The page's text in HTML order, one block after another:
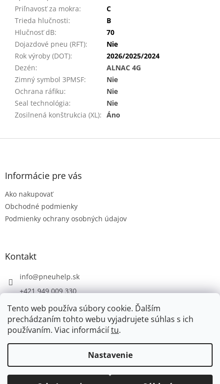
Tento web používa súbory cookie. Ďalším
prechádzaním tohto webu vyjadrujete súhlas s ich
používaním. Viac informáciítu.
Nastavenie
Priľnavosť za mokra:
C
Trieda hlučnosti:
B
Hlučnosť dB:
70
Dojazdové pneu (RFT):
Nie
Rok výroby (DOT):
2026/2025/2024
Dezén:
ALNAC 4G
Zimný symbol 3PMSF:
Nie
Ochrana ráfiku:
Nie
Seal technológia:
Nie
Zosilnená konštrukcia (XL): Áno
Z
Informácie pre vás
Ako nakupovať
Obchodné podmienky
Podmienky ochrany osobných údajov
Kontakt
info@pneuhelp.sk
+421 949 009 330
Copyright 2026PNEUHELP.SK. Všetky práva vyhradené.